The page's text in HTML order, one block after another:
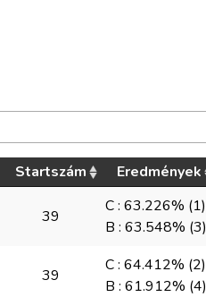
Startszám Eredmények
39
C : 63.226% (1)
B : 63.548% (3)
39
C : 64.412% (2)
B : 61.912% (4)